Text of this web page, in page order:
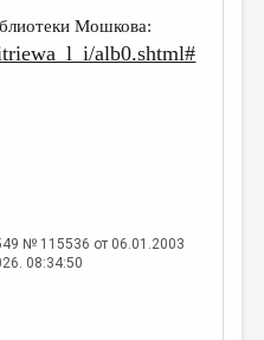
Мошкова:
alb0.shtml#
№ 115536 от 06.01.2003
08:34:50